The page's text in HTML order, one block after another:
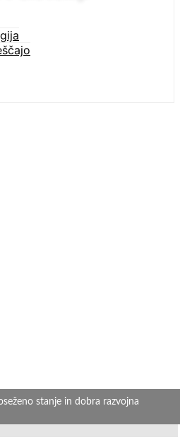
stanje in dobra razvojna